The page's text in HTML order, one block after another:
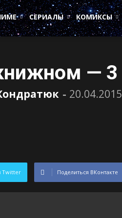
СЕРИАЛЫ КОМИКСЫ
— 3
- 20.04.2015
Twitter Поделиться ВКонтакте